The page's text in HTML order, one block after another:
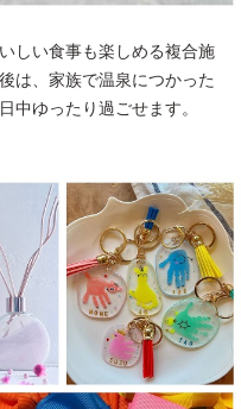
しい食事も楽しめる複合施
は、家族で温泉につかった
中ゆったり過ごせます。